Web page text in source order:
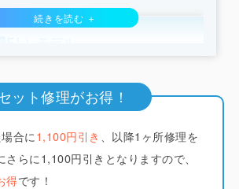
EL）モデル
純正と同じくフレキシブルOLED（ソ
ディスプレイを採用しています。他
下げるためにLCD（液晶）やガラス
たハードOLEDが多く使われていま
ット修理がお得！
合に1,100円引き
、以降1ヶ所修理を
さらに1,100円引きとなりますので、
得です！